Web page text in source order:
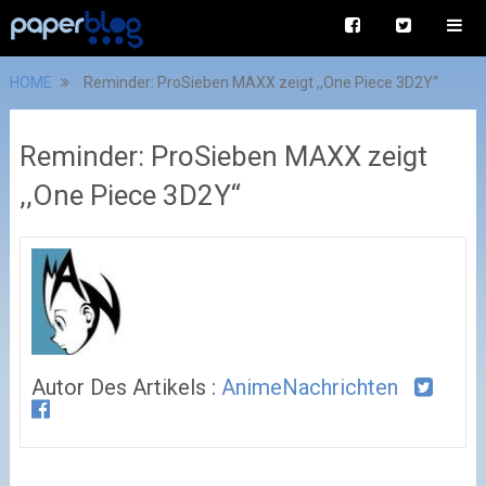
HOME Reminder: ProSieben MAXX zeigt ,,One Piece 3D2Y“
Reminder: ProSieben MAXX zeigt
,,One Piece 3D2Y“
Autor Des Artikels : AnimeNachrichten